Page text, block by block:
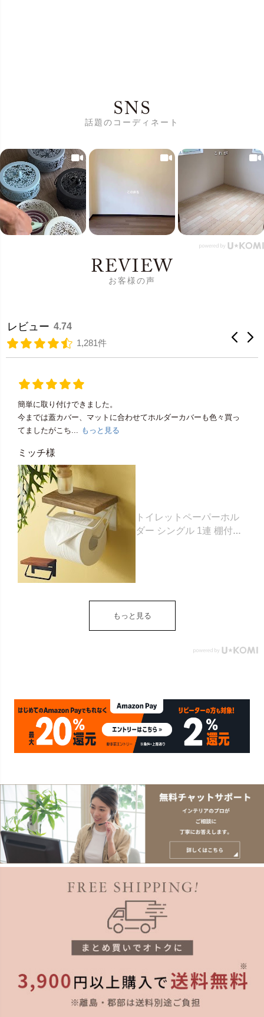
SNS
話題のコーディネート
REVIEW
お客様の声
レビュー 4.74
1,281件
簡単に取り付けできました。
今までは蓋カバー、マットに合わせてホルダーカバーも色々買っ
てましたがこち... もっと見る
ミッチ様
トイレットペーパーホル
ダー シングル 1連 棚付き
ダー 収納 DIY アンティー
ク ヴィンテージ ナチュラ
リア アジアン [84302] ホ
もっと見る